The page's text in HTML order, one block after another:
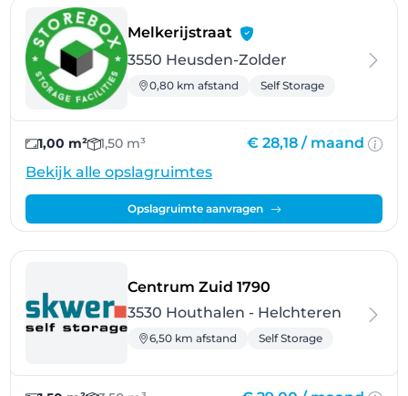
Melkerijstraat - Heusden-Zolder
3550 Heusden-Zolder
0,80 km afstand Self Storage
1,00 m² 1,50 m³ € 28,18 / maand
Bekijk alle opslagruimtes
Opslagruimte aanvragen
Centrum Zuid 1790
3530 Houthalen - Helchteren
6,50 km afstand Self Storage